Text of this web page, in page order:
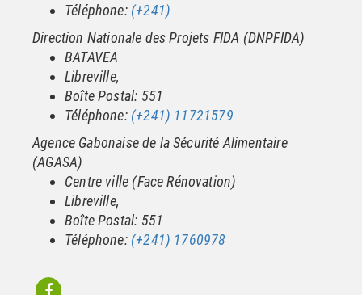
Téléphone: (+241)
Direction Nationale des Projets FIDA (DNPFIDA)
BATAVEA
Libreville,
Boîte Postal: 551
Téléphone: (+241) 11721579
Agence Gabonaise de la Sécurité Alimentaire
(AGASA)
Centre ville (Face Rénovation)
Libreville,
Boîte Postal: 551
Téléphone: (+241) 1760978